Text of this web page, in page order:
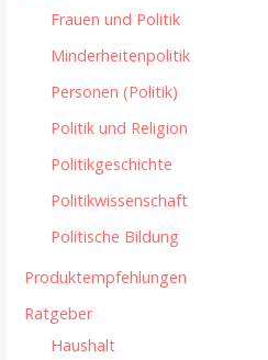
Frauen und Politik
Minderheitenpolitik
Personen (Politik)
Politik und Religion
Politikgeschichte
Politikwissenschaft
Politische Bildung
Produktempfehlungen
Ratgeber
Haushalt